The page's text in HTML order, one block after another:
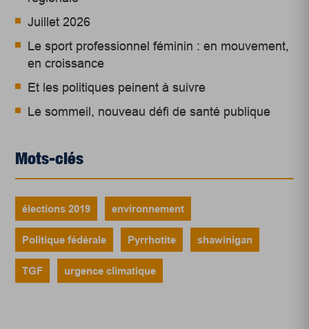
Juillet 2026
Le sport professionnel féminin : en mouvement,
en croissance
Et les politiques peinent à suivre
Le sommeil, nouveau défi de santé publique
Mots-clés
élections 2019 environnement
Politique fédérale Pyrrhotite shawinigan
TGF urgence climatique